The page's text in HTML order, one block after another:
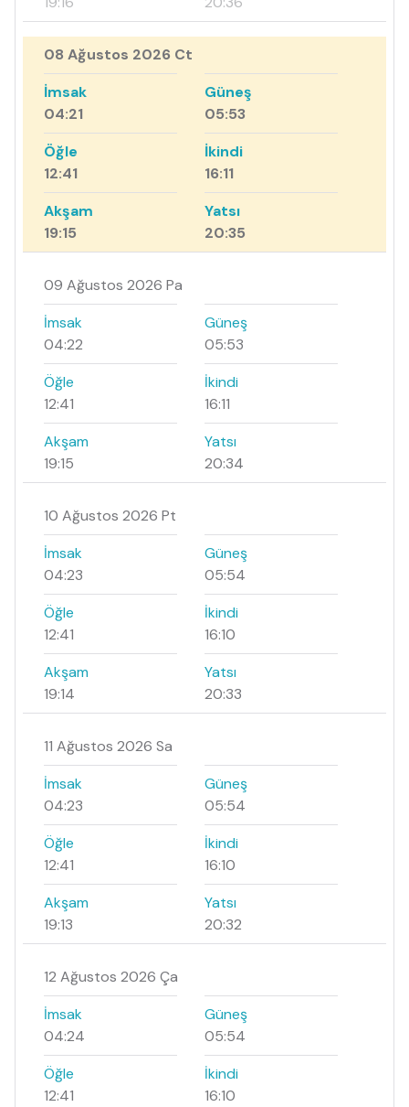
08 Ağustos 2026 Ct
İmsak
04:21
Güneş
05:53
Öğle
12:41
İkindi
16:11
Akşam
19:15
Yatsı
20:35
09 Ağustos 2026 Pa
İmsak
04:22
Güneş
05:53
Öğle
12:41
İkindi
16:11
Akşam
19:15
Yatsı
20:34
10 Ağustos 2026 Pt
İmsak
04:23
Güneş
05:54
Öğle
12:41
İkindi
16:10
Akşam
19:14
Yatsı
20:33
11 Ağustos 2026 Sa
İmsak
04:23
Güneş
05:54
Öğle
12:41
İkindi
16:10
Akşam
19:13
Yatsı
20:32
12 Ağustos 2026 Ça
İmsak
04:24
Güneş
05:54
Öğle
12:41
İkindi
16:10